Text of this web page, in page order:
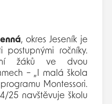
, okres Jeseník je
ročníky.
žáků ve dvou
– „I malá škola
Montessori.
25 navštěvuje školu